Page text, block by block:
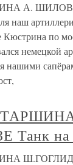
А. ШИЛОВ
наш
Кюстрина по
немецкой
нашими
на